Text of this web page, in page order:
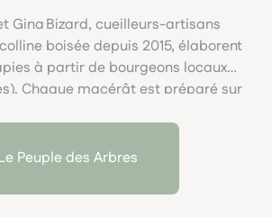
Gina Bizard, cueilleurs-artisans
boisée depuis 2015, élaborent
à partir de bourgeons locaux
Chaque macérât est préparé sur
vibratoire et respectueuse,
peuple des arbres".
Peuple des Arbres